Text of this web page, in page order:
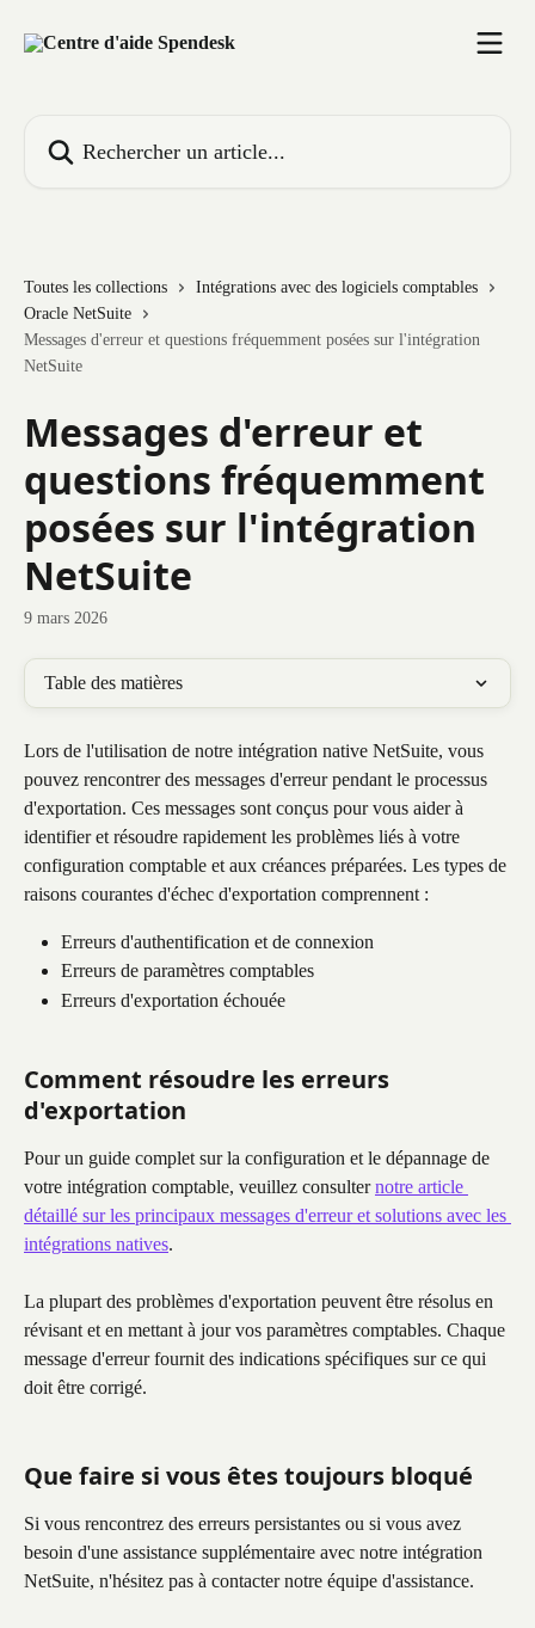
Toutes les collections
Intégrations avec des logiciels comptables
Oracle NetSuite
Messages d'erreur et questions fréquemment posées sur l'intégration
NetSuite
Messages d'erreur et
questions fréquemment
posées sur l'intégration
NetSuite
9 mars 2026
Table des matières
Lors de l'utilisation de notre intégration native NetSuite, vous
pouvez rencontrer des messages d'erreur pendant le processus
d'exportation. Ces messages sont conçus pour vous aider à
identifier et résoudre rapidement les problèmes liés à votre
configuration comptable et aux créances préparées. Les types de
raisons courantes d'échec d'exportation comprennent :
Erreurs d'authentification et de connexion
Erreurs de paramètres comptables
Erreurs d'exportation échouée
Comment résoudre les erreurs
d'exportation
Pour un guide complet sur la configuration et le dépannage de
votre intégration comptable, veuillez consulter notre article
détaillé sur les principaux messages d'erreur et solutions avec les
intégrations natives.
La plupart des problèmes d'exportation peuvent être résolus en
révisant et en mettant à jour vos paramètres comptables. Chaque
message d'erreur fournit des indications spécifiques sur ce qui
doit être corrigé.
Que faire si vous êtes toujours bloqué
Si vous rencontrez des erreurs persistantes ou si vous avez
besoin d'une assistance supplémentaire avec notre intégration
NetSuite, n'hésitez pas à contacter notre équipe d'assistance.